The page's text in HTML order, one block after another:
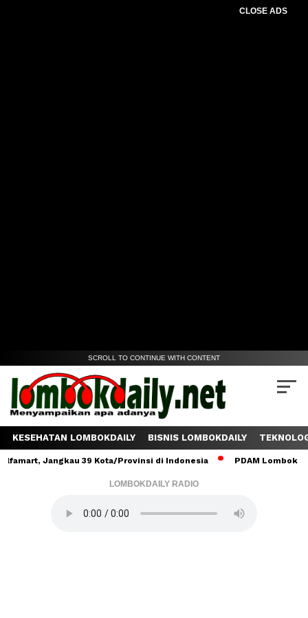
CLOSE ADS
SCROLL TO CONTINUE WITH CONTENT
KESEHATAN LOMBOKDAILY BISNIS LOMBOKDAILY
Jangkau 39 Kota/Provinsi di Indonesia PDAM Lombok Tengah
LOMBOKDAILY RADIO